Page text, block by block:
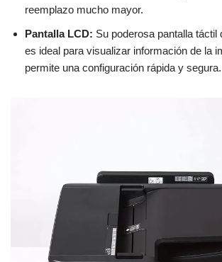
reemplazo mucho mayor.
Pantalla LCD: Su poderosa pantalla táctil
es ideal para visualizar información de la
permite una configuración rápida y segura.